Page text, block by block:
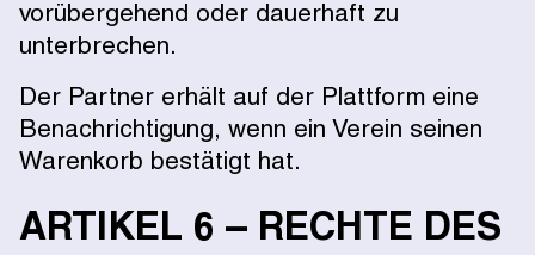
vorübergehend oder dauerhaft zu
unterbrechen.
Der Partner erhält auf der Plattform eine
Benachrichtigung, wenn ein Verein seinen
Warenkorb bestätigt hat.
ARTIKEL 6 – RECHTE DES